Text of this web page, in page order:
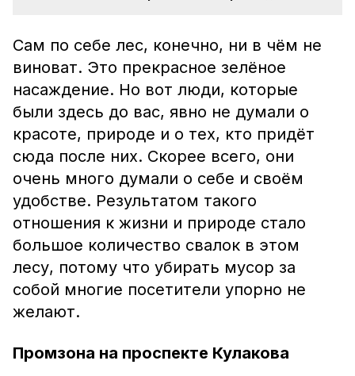
Сам по себе лес, конечно, ни в чём не
виноват. Это прекрасное зелёное
насаждение. Но вот люди, которые
были здесь до вас, явно не думали о
красоте, природе и о тех, кто придёт
сюда после них. Скорее всего, они
очень много думали о себе и своём
удобстве. Результатом такого
отношения к жизни и природе стало
большое количество свалок в этом
лесу, потому что убирать мусор за
собой многие посетители упорно не
желают.
Промзона на проспекте Кулакова